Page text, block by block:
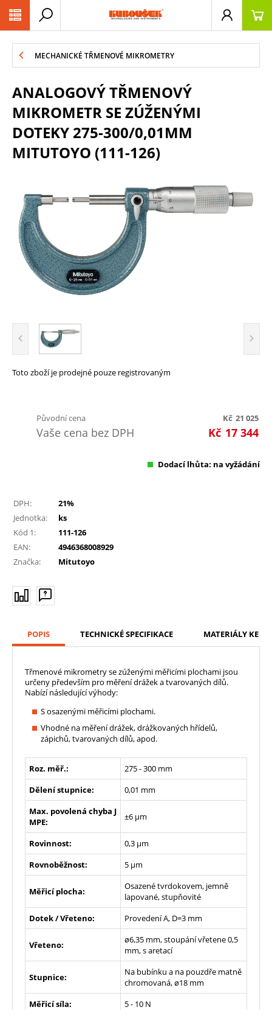
MECHANICKÉ TŘMENOVÉ MIKROMETRY
ANALOGOVÝ TŘMENOVÝ
MIKROMETR SE ZÚŽENÝMI
DOTEKY 275-300/0,01MM
MITUTOYO (111-126)
Toto zboží je prodejné pouze registrovaným
Původní cena 21 025
Kč
Vaše cena bez DPH 17 344
Kč
Dodací lhůta: na vyžádání
DPH:
21%
Jednotka:
ks
Kód 1:
111-126
EAN:
4946368008929
Značka:
Mitutoyo
POPIS TECHNICKÉ SPECIFIKACE MATERIÁLY KE
Třmenové mikrometry se zúženými měřicími plochami jsou
určeny především pro měření drážek a tvarovaných dílů.
Nabízí následující výhody:
S osazenými měřicími plochami.
Vhodné na měření drážek, drážkovaných hřídelů,
zápichů, tvarovaných dílů, apod.
Roz. měř.:
275 - 300 mm
Dělení stupnice:
0,01 mm
Max. povolená chyba J
MPE:
±6 µm
Rovinnost:
0,3 µm
Rovnoběžnost:
5 µm
Měřicí plocha:
Osazené tvrdokovem, jemně
lapované, stupňovité
Dotek / Vřeteno:
Provedení A, D=3 mm
Vřeteno:
ø6,35 mm, stoupání vřetene 0,5
mm, s aretací
Stupnice:
Na bubínku a na pouzdře matně
chromovaná, ø18 mm
Měřicí síla:
5 - 10 N